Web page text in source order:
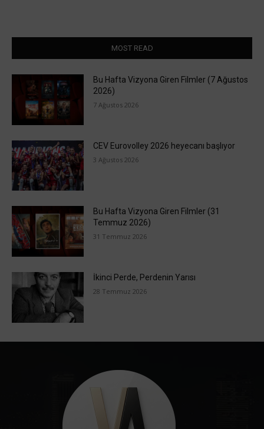
MOST READ
Bu Hafta Vizyona Giren Filmler (7 Ağustos
2026)
7 Ağustos 2026
CEV Eurovolley 2026 heyecanı başlıyor
3 Ağustos 2026
Bu Hafta Vizyona Giren Filmler (31
Temmuz 2026)
31 Temmuz 2026
İkinci Perde, Perdenin Yarısı
28 Temmuz 2026